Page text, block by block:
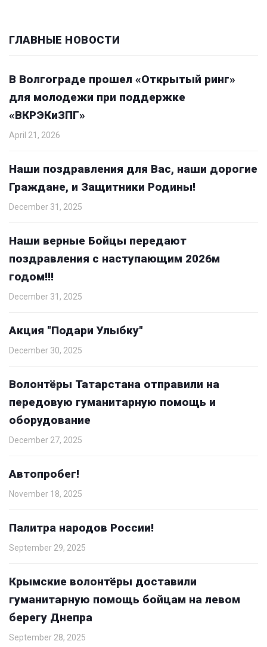
ГЛАВНЫЕ НОВОСТИ
В Волгограде прошел «Открытый ринг»
для молодежи при поддержке
«ВКРЭКиЗПГ»
April 21, 2026
Наши поздравления для Вас, наши дорогие
Граждане, и Защитники Родины!
December 31, 2025
Наши верные Бойцы передают
поздравления с наступающим 2026м
годом!!!
December 31, 2025
Акция "Подари Улыбку"
December 30, 2025
Волонтёры Татарстана отправили на
передовую гуманитарную помощь и
оборудование
December 27, 2025
Автопробег!
November 18, 2025
Палитра народов России!
September 29, 2025
Крымские волонтёры доставили
гуманитарную помощь бойцам на левом
берегу Днепра
September 28, 2025